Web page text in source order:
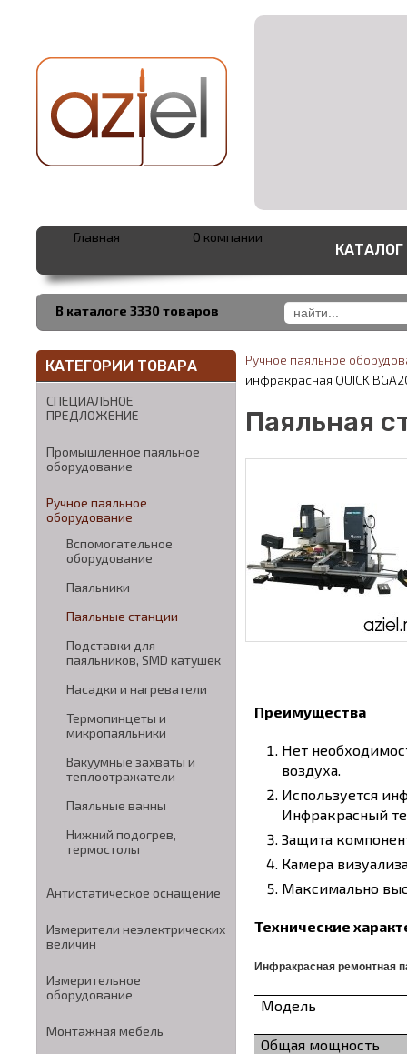
В каталоге 3330 товаров
Главная О компании
КАТАЛОГ
КАТЕГОРИИ ТОВАРА
СПЕЦИАЛЬНОЕ
ПРЕДЛОЖЕНИЕ
Промышленное паяльное
оборудование
Ручное паяльное
оборудование
Вспомогательное
оборудование
Паяльники
Паяльные станции
Подставки для
паяльников, SMD катушек
Насадки и нагреватели
Термопинцеты и
микропаяльники
Вакуумные захваты и
теплоотражатели
Паяльные ванны
Нижний подогрев,
термостолы
Антистатическое оснащение
Измерители неэлектрических
величин
Измерительное
оборудование
Монтажная мебель
Ручное паяльное
инфракрасная QUICK
Паяльная
Преимущества
Нет
воздуха.
Используется
Инфракрасный
Защита
Камера
Максимально
Технические
Инфракрасная ремонтная
Модель
Общая мощность